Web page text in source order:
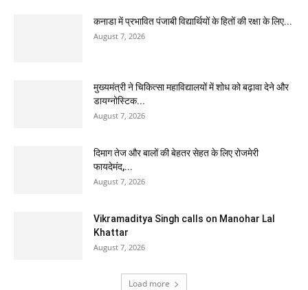
कनाडा में प्रभावित पंजाबी विद्यार्थियों के हितों की रक्षा के लिए...
August 7, 2026
मुख्यमंत्री ने चिकित्सा महाविद्यालयों में शोध को बढ़ावा देने और
डायग्नोस्टिक...
August 7, 2026
दिमाग तेज और बालों की बेहतर सेहत के लिए रोजमेरी
फायदेमंद,...
August 7, 2026
Vikramaditya Singh calls on Manohar Lal
Khattar
August 7, 2026
Load more